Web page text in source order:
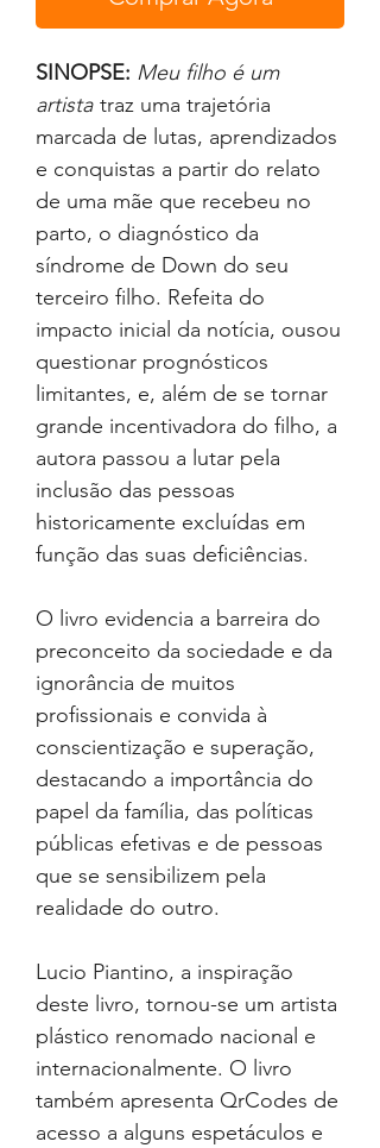
SINOPSE: Meu filho é um
artista traz uma trajetória
marcada de lutas, aprendizados
e conquistas a partir do relato
de uma mãe que recebeu no
parto, o diagnóstico da
síndrome de Down do seu
terceiro filho. Refeita do
impacto inicial da notícia, ousou
questionar prognósticos
limitantes, e, além de se tornar
grande incentivadora do filho, a
autora passou a lutar pela
inclusão das pessoas
historicamente excluídas em
função das suas deficiências.
O livro evidencia a barreira do
preconceito da sociedade e da
ignorância de muitos
profissionais e convida à
conscientização e superação,
destacando a importância do
papel da família, das políticas
públicas efetivas e de pessoas
que se sensibilizem pela
realidade do outro.
Lucio Piantino, a inspiração
deste livro, tornou-se um artista
plástico renomado nacional e
internacionalmente. O livro
também apresenta QrCodes de
acesso a alguns espetáculos e